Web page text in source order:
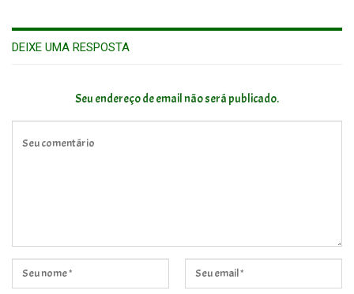
DEIXE UMA RESPOSTA
Seu endereço de email não será publicado.